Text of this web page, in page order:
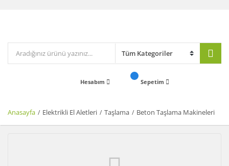
Hesabım Sepetim
Anasayfa Elektrikli El Aletleri Taşlama Beton Taşlama Makineleri